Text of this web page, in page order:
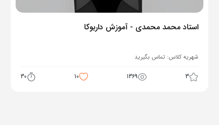
استاد محمد محمدی - آموزش داربوکا
شهریه کلاس: تماس بگیرید
3
1369
10
30